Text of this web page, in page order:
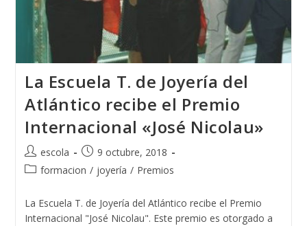
La Escuela T. de Joyería del
Atlántico recibe el Premio
Internacional «José Nicolau»
Autor
de
escola
Publicación
de
9 octubre, 2018
Categoría
la
entrada:
formacion / joyería / Premios
La Escuela T. de Joyería del Atlántico recibe el Premio
Internacional "José Nicolau". Este premio es otorgado a